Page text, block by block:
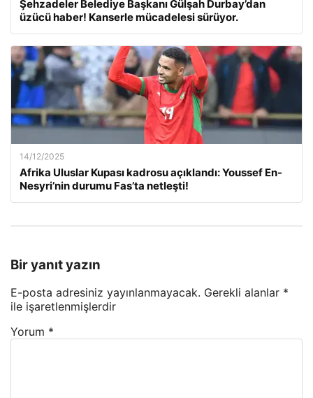
Şehzadeler Belediye Başkanı Gülşah Durbay’dan
üzücü haber! Kanserle mücadelesi sürüyor.
14/12/2025
Afrika Uluslar Kupası kadrosu açıklandı: Youssef En-
Nesyri’nin durumu Fas’ta netleşti!
Bir yanıt yazın
E-posta adresiniz yayınlanmayacak. Gerekli alanlar *
ile işaretlenmişlerdir
Yorum *